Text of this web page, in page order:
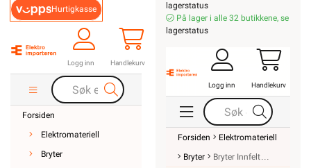
Hurtigkasse
Logg inn Handlekurv
Forsiden
Elektromateriell
Bryter
lagerstatus
På lager i alle 32 butikkene, se
lagerstatus
Logg inn Handlekurv
Forsiden
Elektromateriell
Bryter
Bryter Innfelt